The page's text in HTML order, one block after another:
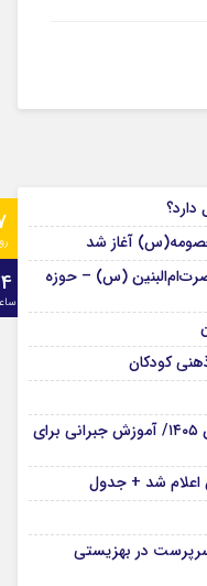
دارد؟
آغاز شد
(س) – حوزه
کودکان
جزئیات اجرای طرح «حامی» در تابستان ۱۴۰۵/ آموزش جبرانی برای
اعلام شد + جدول
سرپرست در بهزیستی